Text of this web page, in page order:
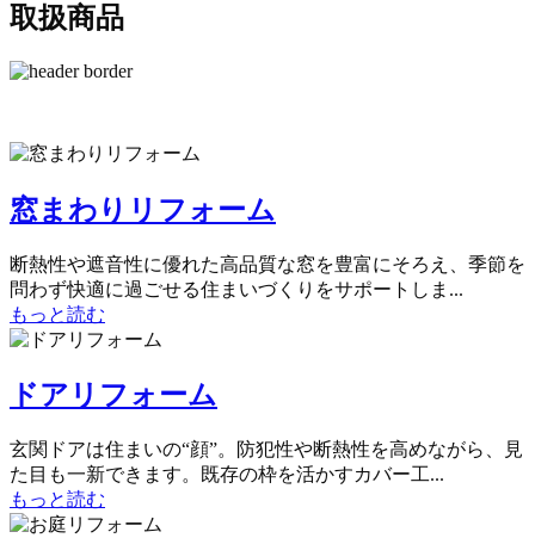
取扱商品
窓まわりリフォーム
断熱性や遮音性に優れた高品質な窓を豊富にそろえ、季節を
問わず快適に過ごせる住まいづくりをサポートしま...
もっと読む
ドアリフォーム
玄関ドアは住まいの“顔”。防犯性や断熱性を高めながら、見
た目も一新できます。既存の枠を活かすカバー工...
もっと読む